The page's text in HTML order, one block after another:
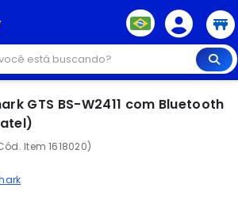
GTS BS-W2411 com Bluetooth
Item 1618020)